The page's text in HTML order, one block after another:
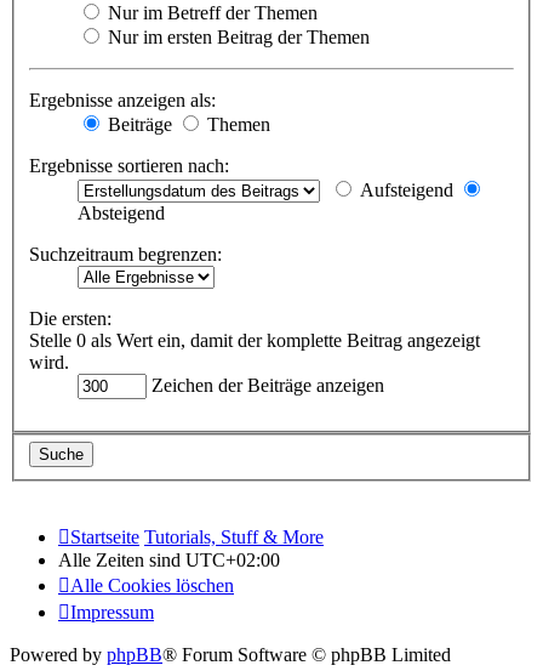
Nur im Betreff der Themen
Nur im ersten Beitrag der Themen
Ergebnisse anzeigen als:
Beiträge
Themen
Ergebnisse sortieren nach:
Aufsteigend
Absteigend
Suchzeitraum begrenzen:
Die ersten:
Stelle 0 als Wert ein, damit der komplette Beitrag angezeigt
wird.
Zeichen der Beiträge anzeigen
Startseite Tutorials, Stuff & More
Alle Zeiten sind UTC+02:00
Alle Cookies löschen
Impressum
Powered by phpBB® Forum Software © phpBB Limited